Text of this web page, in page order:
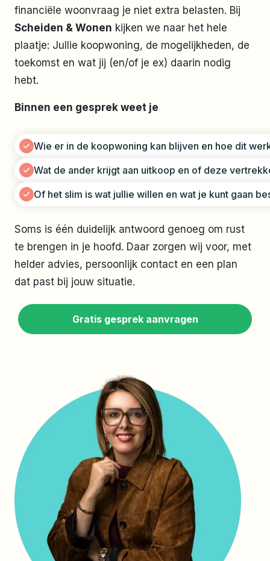
financiële woonvraag je niet extra belasten. Bij
Scheiden & Wonen kijken we naar het hele
plaatje: Jullie koopwoning, de mogelijkheden, de
toekomst en wat jij (en/of je ex) daarin nodig
hebt.
Binnen een gesprek weet je
Wie er in de koopwoning kan blijven en hoe dit
Wat de ander krijgt aan uitkoop en of deze
Of het slim is wat jullie willen en wat je kunt gaan
Soms is één duidelijk antwoord genoeg om rust
te brengen in je hoofd. Daar zorgen wij voor, met
helder advies, persoonlijk contact en een plan
dat past bij jouw situatie.
Gratis gesprek aanvragen